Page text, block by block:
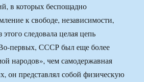
в которых беспощадно
к свободе, независимости,
следовала целая цепь
первых, СССР был еще более
народов», чем самодержавная
он представлял собой физическую